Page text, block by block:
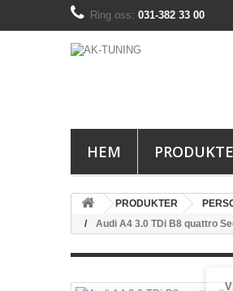
Ring oss: 031-382 33 00
HEM
PRODUKTER
Audi A4 3.0 TDi B8 quattro